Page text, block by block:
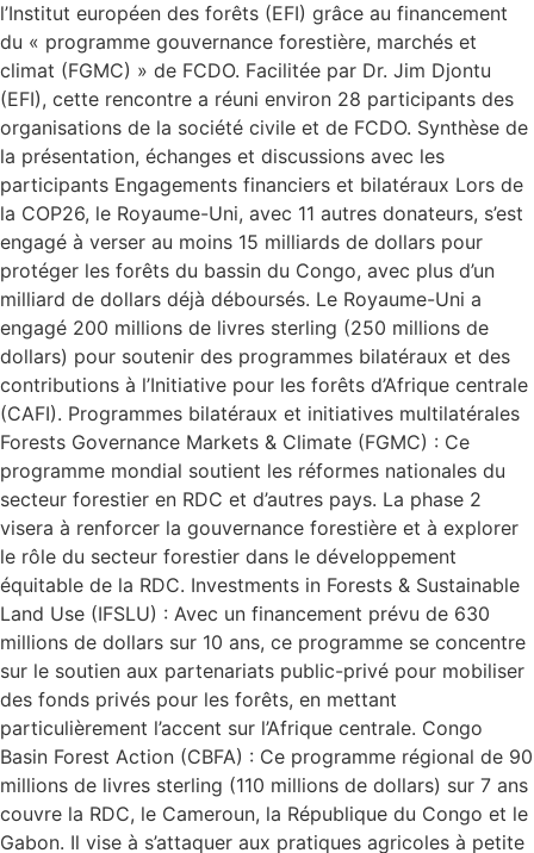
l’Institut européen des forêts (EFI) grâce au financement
du « programme gouvernance forestière, marchés et
climat (FGMC) » de FCDO. Facilitée par Dr. Jim Djontu
(EFI), cette rencontre a réuni environ 28 participants des
organisations de la société civile et de FCDO. Synthèse de
la présentation, échanges et discussions avec les
participants Engagements financiers et bilatéraux Lors de
la COP26, le Royaume-Uni, avec 11 autres donateurs, s’est
engagé à verser au moins 15 milliards de dollars pour
protéger les forêts du bassin du Congo, avec plus d’un
milliard de dollars déjà déboursés. Le Royaume-Uni a
engagé 200 millions de livres sterling (250 millions de
dollars) pour soutenir des programmes bilatéraux et des
contributions à l’Initiative pour les forêts d’Afrique centrale
(CAFI). Programmes bilatéraux et initiatives multilatérales
Forests Governance Markets & Climate (FGMC) : Ce
programme mondial soutient les réformes nationales du
secteur forestier en RDC et d’autres pays. La phase 2
visera à renforcer la gouvernance forestière et à explorer
le rôle du secteur forestier dans le développement
équitable de la RDC. Investments in Forests & Sustainable
Land Use (IFSLU) : Avec un financement prévu de 630
millions de dollars sur 10 ans, ce programme se concentre
sur le soutien aux partenariats public-privé pour mobiliser
des fonds privés pour les forêts, en mettant
particulièrement l’accent sur l’Afrique centrale. Congo
Basin Forest Action (CBFA) : Ce programme régional de 90
millions de livres sterling (110 millions de dollars) sur 7 ans
couvre la RDC, le Cameroun, la République du Congo et le
Gabon. Il vise à s’attaquer aux pratiques agricoles à petite